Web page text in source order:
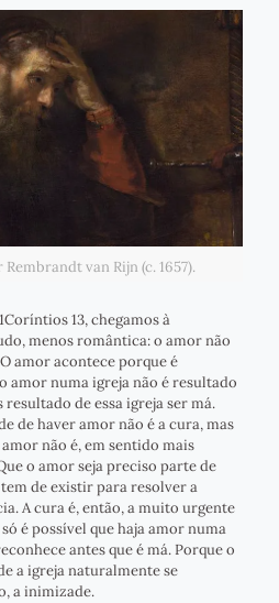
van Rijn (c. 1657).
13, chegamos à
menos romântica: o amor não
amor acontece porque é
amor numa igreja não é resultado
resultado de essa igreja ser má.
de haver amor não é a cura, mas
não é, em sentido mais
o amor seja preciso parte de
de existir para resolver a
A cura é, então, a muito urgente
é possível que haja amor numa
antes que é má. Porque o
a igreja naturalmente se
a inimizade.